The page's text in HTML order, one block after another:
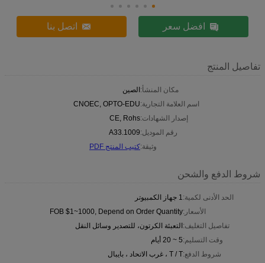
افضل سعر اتصل بنا
تفاصيل المنتج
مكان المنشأ:الصين
اسم العلامة التجارية:CNOEC, OPTO-EDU
إصدار الشهادات:CE, Rohs
رقم الموديل:A33.1009
وثيقة:كتيب المنتج PDF
شروط الدفع والشحن
الحد الأدنى لكمية:1 جهاز الكمبيوتر
الأسعار:FOB $1~1000, Depend on Order Quantity
تفاصيل التغليف:التعبئة الكرتون، للتصدير وسائل النقل
وقت التسليم:5 ~ 20 أيام
شروط الدفع:T / T ، غرب الاتحاد ، بايبال